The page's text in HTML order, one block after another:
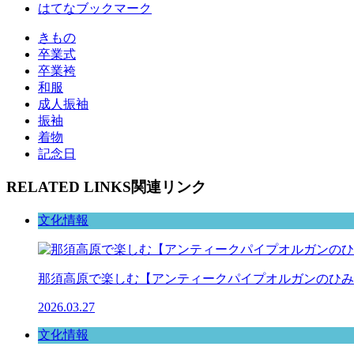
はてなブックマーク
きもの
卒業式
卒業袴
和服
成人振袖
振袖
着物
記念日
RELATED LINKS関連リンク
文化情報
那須高原で楽しむ【アンティークパイプオルガンのひ
2026.03.27
文化情報